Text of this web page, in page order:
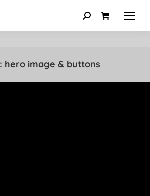
hero image & buttons